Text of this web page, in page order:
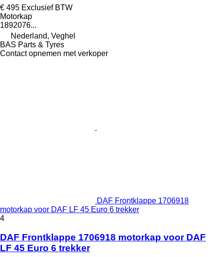
€ 495 Exclusief BTW
Motorkap
1892076...
Nederland, Veghel
BAS Parts & Tyres
Contact opnemen met verkoper
DAF Frontklappe 1706918
motorkap voor DAF LF 45 Euro 6 trekker
4
DAF Frontklappe 1706918 motorkap voor DAF
LF 45 Euro 6 trekker